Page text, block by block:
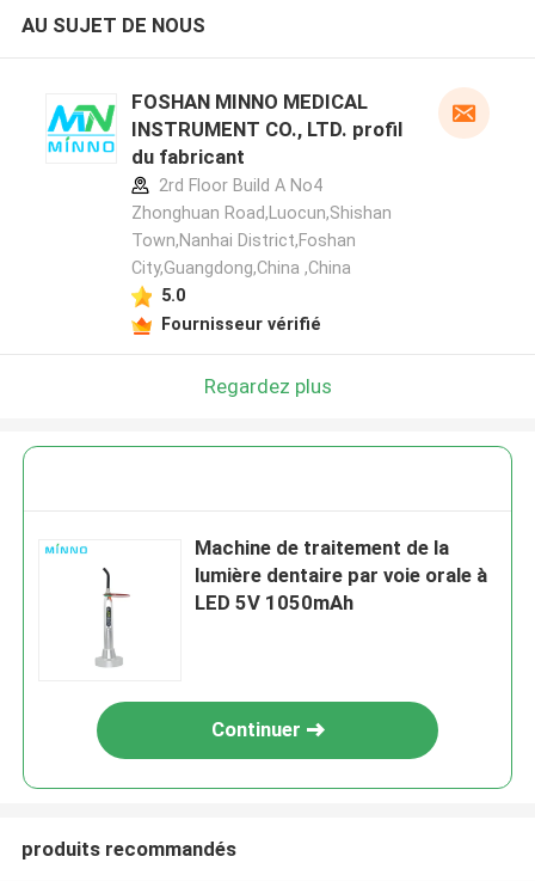
AU SUJET DE NOUS
FOSHAN MINNO MEDICAL
INSTRUMENT CO., LTD. profil
du fabricant
2rd Floor Build A No4
Zhonghuan Road,Luocun,Shishan
Town,Nanhai District,Foshan
City,Guangdong,China ,China
5.0
Fournisseur vérifié
Regardez plus
Machine de traitement de la
lumière dentaire par voie orale à
LED 5V 1050mAh
Continuer
produits recommandés